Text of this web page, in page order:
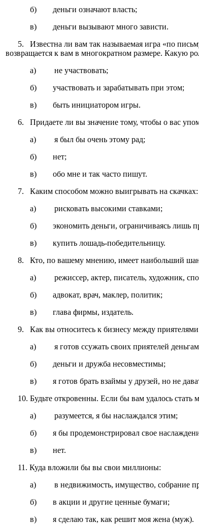
б) деньги означают власть;
в) деньги вызывают много зависти.
5. Известна ли вам так называемая игра «по
возвращается к вам в многократном размере. Какую
а) не участвовать;
б) участвовать и зарабатывать при этом;
в) быть инициатором игры.
6. Придаете ли вы значение тому, чтобы о вас
а) я был бы очень этому рад;
б) нет;
в) обо мне и так часто пишут.
7. Каким способом можно выигрывать на скачках:
а) рисковать высокими ставками;
б) экономить деньги, ограничиваясь лишь
в) купить лошадь-победительницу.
8. Кто, по вашему мнению, имеет наибольший
а) режиссер, актер, писатель, художник,
б) адвокат, врач, маклер, политик;
в) глава фирмы, издатель.
9. Как вы относитесь к бизнесу между
а) я готов ссужать своих приятелей
б) деньги и дружба несовместимы;
в) я готов брать взаймы у друзей, но не
10. Будьте откровенны. Если бы вам удалось
а) разумеется, я бы наслаждался этим;
б) я бы продемонстрировал свое
в) нет.
11. Куда вложили бы вы свои миллионы:
а) в недвижимость, имущество, собрание
б) в акции и другие ценные бумаги;
в) я сделаю так, как решит моя жена (муж).